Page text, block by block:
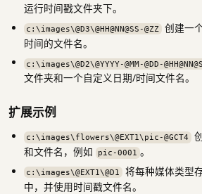
运行时间戳文件夹下。
c:\images\@D3\@HH@NN@SS-@ZZ
创建一
时间的文件名。
c:\images\@D2\@YYYY-@MM-@DD-
文件夹和一个自定义日期/时间文件名。
扩展示例
c:\images\flowers\@EXT1\pic-@GCT4
和文件名，例如
pic-0001 。
c:\images\@EXT1\@D1
将每种媒体类型
中，并使用时间戳文件名。